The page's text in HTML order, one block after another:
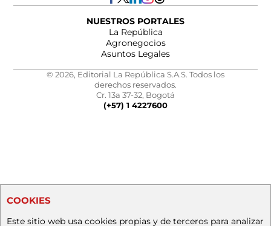
NUESTROS PORTALES
La República
Agronegocios
Asuntos Legales
© 2026, Editorial La República S.A.S. Todos los
derechos reservados.
Cr. 13a 37-32, Bogotá
(+57) 1 4227600
COOKIES
Este sitio web usa cookies propias y de terceros para analizar